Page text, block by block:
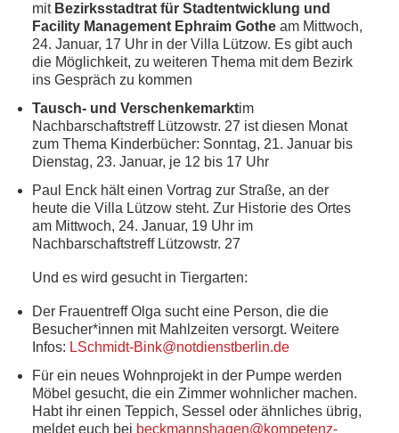
mit Bezirksstadtrat für Stadtentwicklung und
Facility Management Ephraim Gotheam Mittwoch,
24. Januar, 17 Uhr in der Villa Lützow. Es gibt auch
die Möglichkeit, zu weiteren Thema mit dem Bezirk
ins Gespräch zu kommen
Tausch- und Verschenkemarktim
Nachbarschaftstreff Lützowstr. 27 ist diesen Monat
zum Thema Kinderbücher: Sonntag, 21. Januar bis
Dienstag, 23. Januar, je 12 bis 17 Uhr
Paul Enck hält einen Vortrag zur Straße, an der
heute die Villa Lützow steht. Zur Historie des Ortes
am Mittwoch, 24. Januar, 19 Uhr im
Nachbarschaftstreff Lützowstr. 27
Und es wird gesucht in Tiergarten:
Der Frauentreff Olga sucht eine Person, die die
Besucher*innen mit Mahlzeiten versorgt. Weitere
Infos: LSchmidt-Bink@notdienstberlin.de
Für ein neues Wohnprojekt in der Pumpe werden
Möbel gesucht, die ein Zimmer wohnlicher machen.
Habt ihr einen Teppich, Sessel oder ähnliches übrig,
meldet euch bei beckmannshagen@kompetenz-